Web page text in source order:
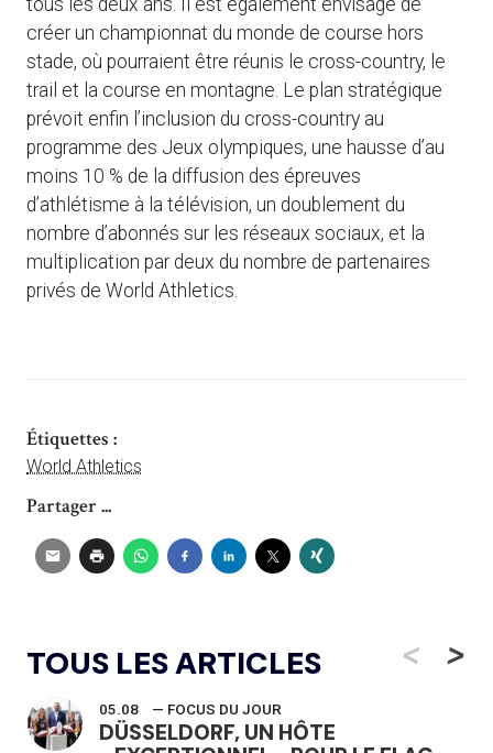
tous les deux ans. Il est également envisagé de
créer un championnat du monde de course hors
stade, où pourraient être réunis le cross-country, le
trail et la course en montagne. Le plan stratégique
prévoit enfin l’inclusion du cross-country au
programme des Jeux olympiques, une hausse d’au
moins 10 % de la diffusion des épreuves
d’athlétisme à la télévision, un doublement du
nombre d’abonnés sur les réseaux sociaux, et la
multiplication par deux du nombre de partenaires
privés de World Athletics.
Étiquettes :
World Athletics
Partager ...
TOUS LES ARTICLES <
05.08 — FOCUS DU JOUR
DÜSSELDORF, UN HÔTE
>